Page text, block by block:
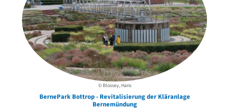
© Blossey, Hans
BernePark Bottrop - Revitalisierung der Kläranlage
Bernemündung